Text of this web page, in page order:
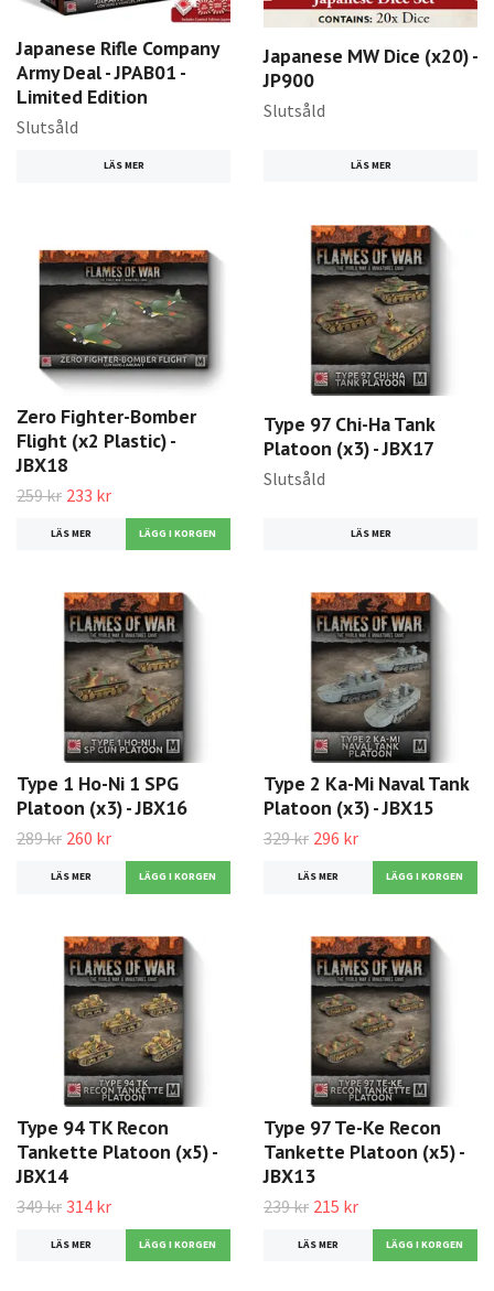
Japanese Rifle Company
Army Deal - JPAB01 -
Limited Edition
Slutsåld
LÄS MER
Japanese MW Dice (x20) -
JP900
Slutsåld
LÄS MER
Zero Fighter-Bomber
Flight (x2 Plastic) -
JBX18
259 kr 233 kr
LÄS MER
Type 97 Chi-Ha Tank
Platoon (x3) - JBX17
Slutsåld
LÄS MER
Type 1 Ho-Ni 1 SPG
Platoon (x3) - JBX16
289 kr 260 kr
LÄS MER
Type 2 Ka-Mi Naval Tank
Platoon (x3) - JBX15
329 kr 296 kr
LÄS MER
Type 94 TK Recon
Tankette Platoon (x5) -
JBX14
349 kr 314 kr
LÄS MER
Type 97 Te-Ke Recon
Tankette Platoon (x5) -
JBX13
239 kr 215 kr
LÄS MER